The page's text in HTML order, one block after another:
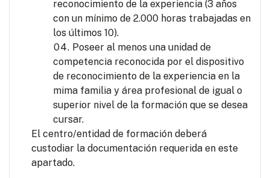
reconocimiento de la experiencia (3 años
con un mínimo de 2.000 horas trabajadas en
los últimos 10).
Poseer al menos una unidad de
competencia reconocida por el dispositivo
de reconocimiento de la experiencia en la
mima familia y área profesional de igual o
superior nivel de la formación que se desea
cursar.
El centro/entidad de formación deberá
custodiar la documentación requerida en este
apartado.